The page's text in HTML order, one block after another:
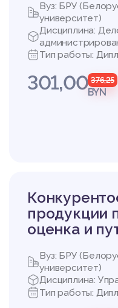
Вуз: БРУ
университет)
Дисциплина:
Тип работы:
301,00 376,25
BYN
продукции
оценка и
Вуз: БРУ
университет)
Дисциплина:
Тип работы: